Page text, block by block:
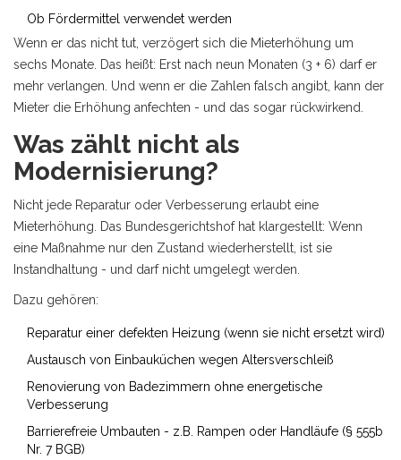
Ob Fördermittel verwendet werden
Wenn er das nicht tut, verzögert sich die Mieterhöhung um
sechs Monate. Das heißt: Erst nach neun Monaten (3 + 6) darf er
mehr verlangen. Und wenn er die Zahlen falsch angibt, kann der
Mieter die Erhöhung anfechten - und das sogar rückwirkend.
Was zählt nicht als
Modernisierung?
Nicht jede Reparatur oder Verbesserung erlaubt eine
Mieterhöhung. Das Bundesgerichtshof hat klargestellt: Wenn
eine Maßnahme nur den Zustand wiederherstellt, ist sie
Instandhaltung - und darf nicht umgelegt werden.
Dazu gehören:
Reparatur einer defekten Heizung (wenn sie nicht ersetzt wird)
Austausch von Einbauküchen wegen Altersverschleiß
Renovierung von Badezimmern ohne energetische
Verbesserung
Barrierefreie Umbauten - z.B. Rampen oder Handläufe (§ 555b
Nr. 7 BGB)